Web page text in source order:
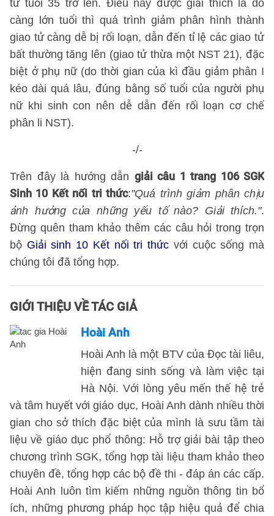
từ tuổi 35 trở lên. Điều này được giải thích là do
càng lớn tuổi thì quá trình giảm phân hình thành
giao tử càng dễ bị rối loạn, dẫn đến tỉ lệ các giao tử
bất thường tăng lên (giao tử thừa một NST 21), đặc
biệt ở phụ nữ (do thời gian của kì đầu giảm phân I
kéo dài quá lâu, đúng bằng số tuổi của người phụ
nữ khi sinh con nên dễ dẫn đến rối loạn cơ chế
phân li NST).
-/-
Trên đây là hướng dẫn giải câu 1 trang 106 SGK
Sinh 10 Kết nối tri thức:"Quá trình giảm phân chịu
ảnh hưởng của những yếu tố nào? Giải thích.".
Đừng quên tham khảo thêm các câu hỏi trong trọn
bộ Giải sinh 10 Kết nối tri thức với cuộc sống mà
chúng tôi đã tổng hợp.
GIỚI THIỆU VỀ TÁC GIẢ
Hoài Anh
Hoài Anh là một BTV của Đọc tài liêu,
hiện đang sinh sống và làm việc tại
Hà Nội. Với lòng yêu mến thế hệ trẻ
và tâm huyết với giáo dục, Hoài Anh dành nhiều thời
gian cho sở thích đặc biệt của mình là sưu tầm tài
liệu về giáo dục phổ thông: Hỗ trợ giải bài tập theo
chương trình SGK, tổng hợp tài liệu tham khảo theo
chuyên đề, tổng hợp các bộ đề thi - đáp án các cấp.
Hoài Anh luôn tìm kiếm những nguồn thông tin bổ
ích, những phương pháp học tập hiệu quả để chia